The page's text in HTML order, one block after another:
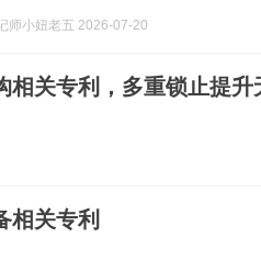
师小妞老五 2026-07-20
相关专利，多重锁止提升
相关专利